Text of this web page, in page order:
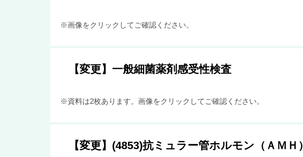
※画像をクリックしてご確認ください。
【変更】一般細菌薬剤感受性検査
※資料は2枚あります。画像をクリックしてご確認ください。
【変更】(4853)抗ミュラー管ホルモン（ＡＭＨ）